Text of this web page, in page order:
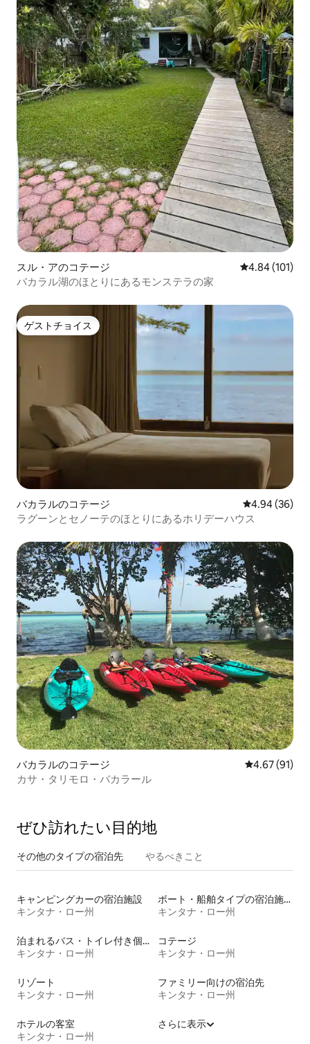
スル・アのコテージ レビュー101
4.84 (101)
バカラル湖のほとりにあるモンステラの家
ゲストチョイス
ゲストチョイス
バカラルのコテージ レビュー36
4.94 (36)
ラグーンとセノーテのほとりにあるホリデーハウス
バカラルのコテージ レビュー91
4.67 (91)
カサ・タリモロ・バカラール
ぜひ訪⁠れ⁠た⁠い目⁠的⁠地
その他のタ⁠イ⁠プ⁠の宿⁠泊⁠先 やるべきこと
キャンピングカーの宿泊施設
キンタナ・ロー州
ボート・船舶タイプの宿泊施設
キンタナ・ロー州
泊まれるバス・トイレ付き個室
キンタナ・ロー州
コテージ
キンタナ・ロー州
リゾート
キンタナ・ロー州
ファミリー向けの宿泊先
キンタナ・ロー州
ホテルの客室
キンタナ・ロー州
さらに表示